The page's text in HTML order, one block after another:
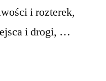
i rozterek,
i drogi, …